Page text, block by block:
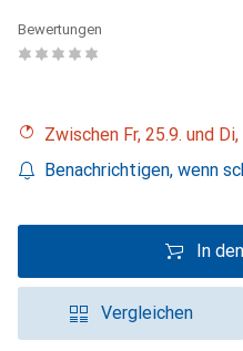
Bewertungen
Zwischen Fr, 25.9. und
Benachrichtigen, wenn
In
Vergleichen